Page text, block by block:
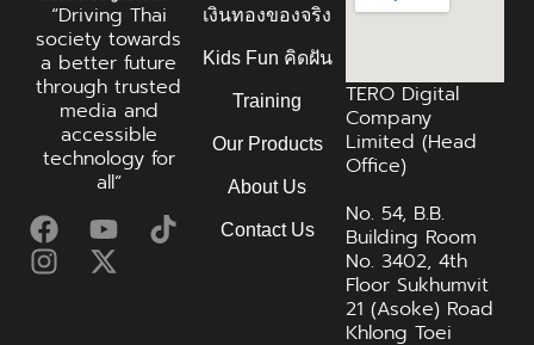
“Driving Thai
society towards
a better future
through trusted
media and
accessible
technology for
all”
เงินทองของจริง
Kids Fun คิดฝัน
Training
Our Products
About Us
Contact Us
TERO Digital
Company
Limited (Head
Office)
No. 54, B.B.
Building Room
No. 3402, 4th
Floor Sukhumvit
21 (Asoke) Road
Khlong Toei